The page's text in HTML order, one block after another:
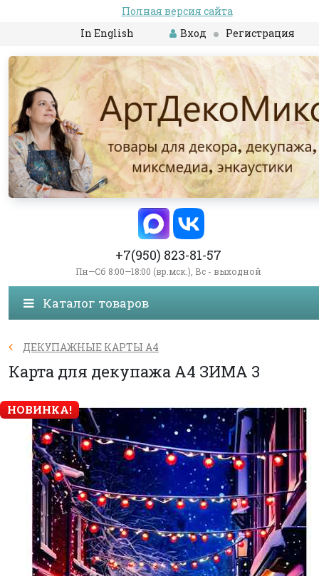
Полная версия сайта
In English
Вход Регистрация
+7(950) 823-81-57
Пн—Сб 8:00—18:00 (вр.мск.), Вс - выходной
Каталог товаров
ДЕКУПАЖНЫЕ КАРТЫ А4
Карта для декупажа А4 ЗИМА 3
НОВИНКА!